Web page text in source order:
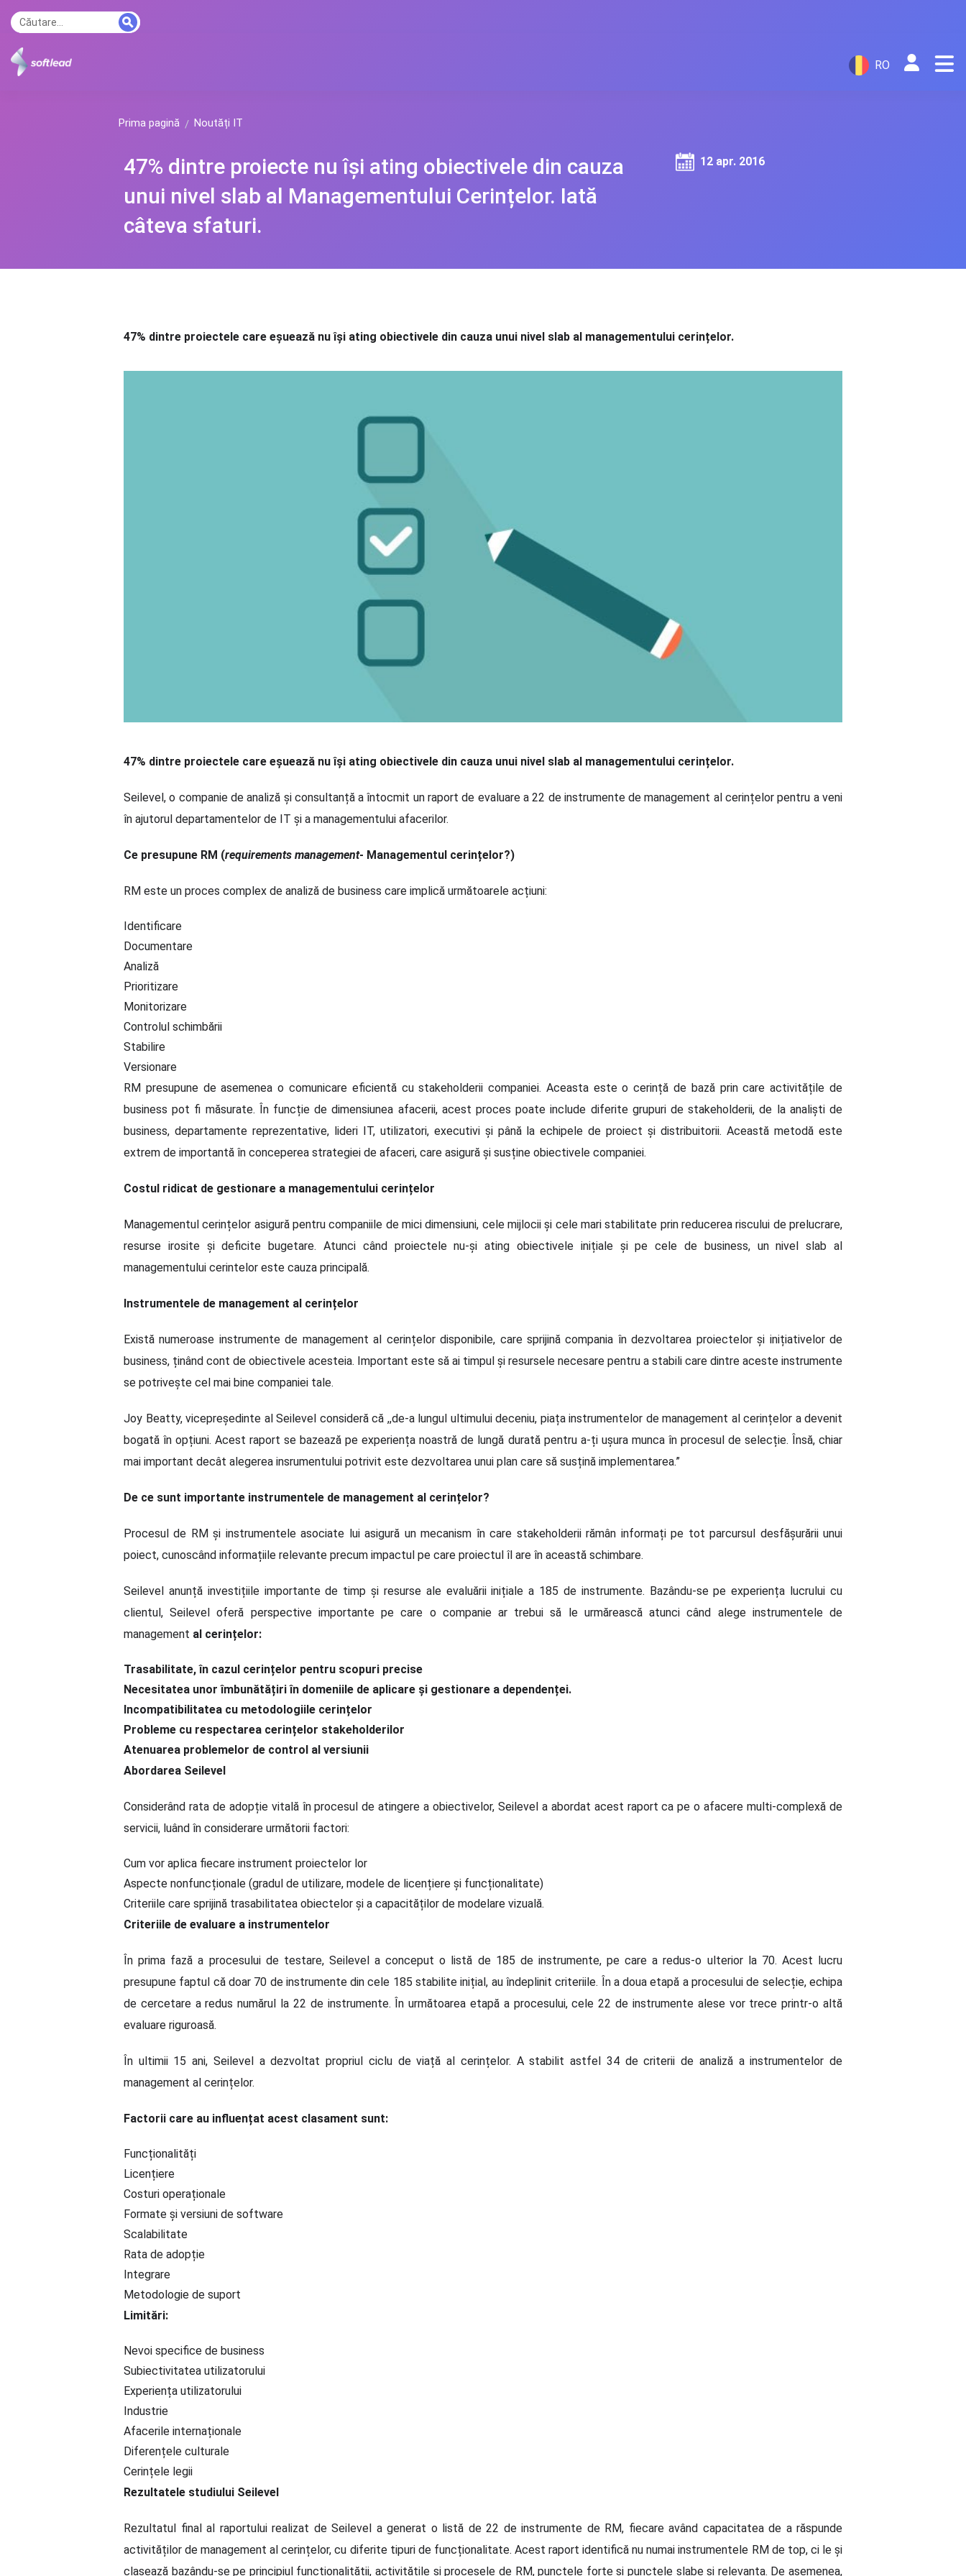
RO
Prima pagină Noutăți IT
47% dintre proiecte nu își ating obiectivele din cauza
unui nivel slab al Managementului Cerințelor. Iată
câteva sfaturi.
12 apr. 2016
47% dintre proiectele care eșuează nu își ating obiectivele din cauza unui nivel slab al managementului cerințelor.
47% dintre proiectele care eșuează nu își ating obiectivele din cauza unui nivel slab al managementului cerințelor.
Seilevel, o companie de analiză și consultanță a întocmit un raport de evaluare a 22 de instrumente de management al cerințelor pentru a veni
în ajutorul departamentelor de IT și a managementului afacerilor.
Ce presupune RM (requirements management- Managementul cerințelor?)
RM este un proces complex de analiză de business care implică următoarele acțiuni:
Identificare
Documentare
Analiză
Prioritizare
Monitorizare
Controlul schimbării
Stabilire
Versionare
RM presupune de asemenea o comunicare eficientă cu stakeholderii companiei. Aceasta este o cerință de bază prin care activitățile de
business pot fi măsurate. În funcție de dimensiunea afacerii, acest proces poate include diferite grupuri de stakeholderii, de la analiști de
business, departamente reprezentative, lideri IT, utilizatori, executivi și până la echipele de proiect și distribuitorii. Această metodă este
extrem de importantă în conceperea strategiei de afaceri, care asigură și susține obiectivele companiei.
Costul ridicat de gestionare a managementului cerințelor
Managementul cerințelor asigură pentru companiile de mici dimensiuni, cele mijlocii și cele mari stabilitate prin reducerea riscului de prelucrare,
resurse irosite și deficite bugetare. Atunci când proiectele nu-și ating obiectivele inițiale și pe cele de business, un nivel slab al
managementului cerintelor este cauza principală.
Instrumentele de management al cerințelor
Există numeroase instrumente de management al cerințelor disponibile, care sprijină compania în dezvoltarea proiectelor și inițiativelor de
business, ținând cont de obiectivele acesteia. Important este să ai timpul și resursele necesare pentru a stabili care dintre aceste instrumente
se potrivește cel mai bine companiei tale.
Joy Beatty, vicepreședinte al Seilevel consideră că ,,de-a lungul ultimului deceniu, piața instrumentelor de management al cerințelor a devenit
bogată în opțiuni. Acest raport se bazează pe experiența noastră de lungă durată pentru a-ți ușura munca în procesul de selecție. Însă, chiar
mai important decât alegerea insrumentului potrivit este dezvoltarea unui plan care să susțină implementarea.”
De ce sunt importante instrumentele de management al cerințelor?
Procesul de RM și instrumentele asociate lui asigură un mecanism în care stakeholderii rămân informați pe tot parcursul desfășurării unui
poiect, cunoscând informațiile relevante precum impactul pe care proiectul îl are în această schimbare.
Seilevel anunță investițiile importante de timp și resurse ale evaluării inițiale a 185 de instrumente. Bazându-se pe experiența lucrului cu
clientul, Seilevel oferă perspective importante pe care o companie ar trebui să le urmărească atunci când alege instrumentele de
management al cerințelor:
Trasabilitate, în cazul cerințelor pentru scopuri precise
Necesitatea unor îmbunătățiri în domeniile de aplicare și gestionare a dependenței.
Incompatibilitatea cu metodologiile cerințelor
Probleme cu respectarea cerințelor stakeholderilor
Atenuarea problemelor de control al versiunii
Abordarea Seilevel
Considerând rata de adopție vitală în procesul de atingere a obiectivelor, Seilevel a abordat acest raport ca pe o afacere multi-complexă de
servicii, luând în considerare următorii factori:
Cum vor aplica fiecare instrument proiectelor lor
Aspecte nonfuncționale (gradul de utilizare, modele de licențiere și funcționalitate)
Criteriile care sprijină trasabilitatea obiectelor și a capacităților de modelare vizuală.
Criteriile de evaluare a instrumentelor
În prima fază a procesului de testare, Seilevel a conceput o listă de 185 de instrumente, pe care a redus-o ulterior la 70. Acest lucru
presupune faptul că doar 70 de instrumente din cele 185 stabilite inițial, au îndeplinit criteriile. În a doua etapă a procesului de selecție, echipa
de cercetare a redus numărul la 22 de instrumente. În următoarea etapă a procesului, cele 22 de instrumente alese vor trece printr-o altă
evaluare riguroasă.
În ultimii 15 ani, Seilevel a dezvoltat propriul ciclu de viață al cerințelor. A stabilit astfel 34 de criterii de analiză a instrumentelor de
management al cerințelor.
Factorii care au influențat acest clasament sunt:
Funcționalități
Licențiere
Costuri operaționale
Formate și versiuni de software
Scalabilitate
Rata de adopție
Integrare
Metodologie de suport
Limitări:
Nevoi specifice de business
Subiectivitatea utilizatorului
Experiența utilizatorului
Industrie
Afacerile internaționale
Diferențele culturale
Cerințele legii
Rezultatele studiului Seilevel
Rezultatul final al raportului realizat de Seilevel a generat o listă de 22 de instrumente de RM, fiecare având capacitatea de a răspunde
activităților de management al cerințelor, cu diferite tipuri de funcționalitate. Acest raport identifică nu numai instrumentele RM de top, ci le și
clasează bazându-se pe principiul funcționalității, activitățile și procesele de RM, punctele forte și punctele slabe și relevanța. De asemenea,